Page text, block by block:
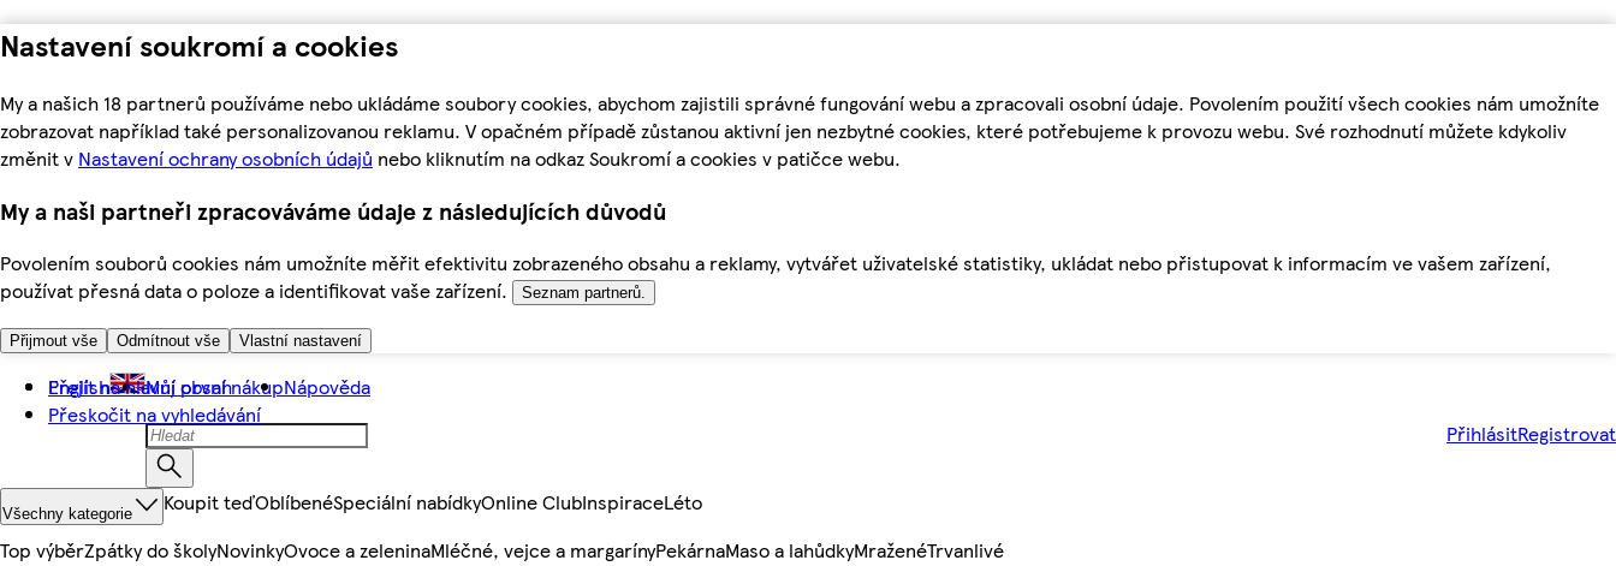
Nastavení soukromí a cookies
My a našich 18 partnerů používáme nebo ukládáme soubory cookies, abychom zajistili správné fungování webu a zpracovali osobní údaje. Povolením použití všech cookies nám umožníte
zobrazovat například také personalizovanou reklamu. V opačném případě zůstanou aktivní jen nezbytné cookies, které potřebujeme k provozu webu. Své rozhodnutí můžete kdykoliv
změnit v Nastavení ochrany osobních údajů nebo kliknutím na odkaz Soukromí a cookies v patičce webu.
My a naši partneři zpracováváme údaje z následujících důvodů
Povolením souborů cookies nám umožníte měřit efektivitu zobrazeného obsahu a reklamy, vytvářet uživatelské statistiky, ukládat nebo přistupovat k informacím ve vašem zařízení,
používat přesná data o poloze a identifikovat vaše zařízení.
Seznam partnerů.
Přijmout vše Odmítnout vše Vlastní nastavení
Přejít na hlavní obsah
Přeskočit na vyhledávání
English Můj první nákupNápověda
PřihlásitRegistrovat
Všechny kategorie Koupit teďOblíbenéSpeciální nabídkyOnline ClubInspiraceLéto
Top výběrZpátky do školyNovinkyOvoce a zeleninaMléčné, vejce a margarínyPekárnaMaso a lahůdkyMraženéTrvanlivé